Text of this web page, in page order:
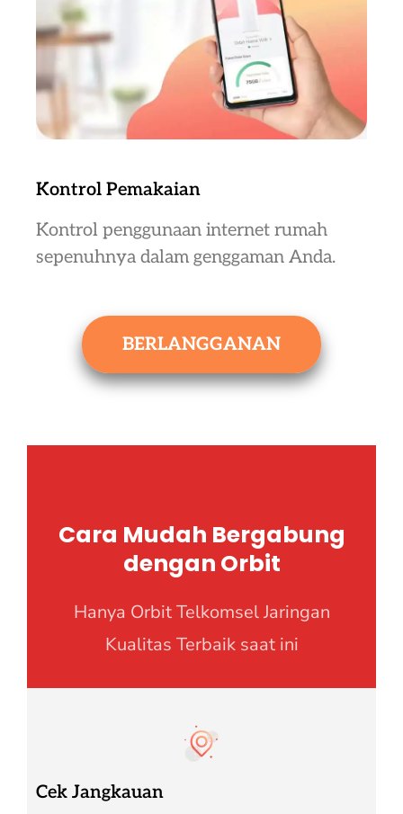
Kontrol Pemakaian
Kontrol penggunaan internet rumah
sepenuhnya dalam genggaman Anda.
BERLANGGANAN
Cara Mudah Bergabung
dengan Orbit
Hanya Orbit Telkomsel Jaringan
Kualitas Terbaik saat ini
Cek Jangkauan